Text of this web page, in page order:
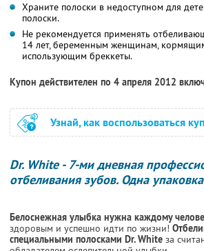
Храните полоски в недоступном для
полоски.
Не рекомендуется применять
14 лет, беременным женщинам,
использующим бреккеты.
Купон действителен по 4 апреля 2012
Узнай, как воспользоваться
Dr. White - 7-ми дневная
отбеливания зубов. Одна
Белоснежная улыбка нужна каждому
здоровым и успешно идти по жизни!
специальными полосками Dr. White за